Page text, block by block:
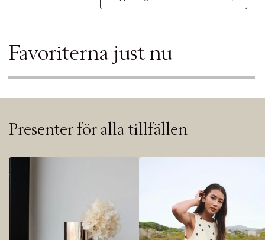
Favoriterna just nu
Presenter för alla tillfällen